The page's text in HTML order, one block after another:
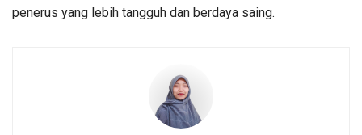
penerus yang lebih tangguh dan berdaya saing.